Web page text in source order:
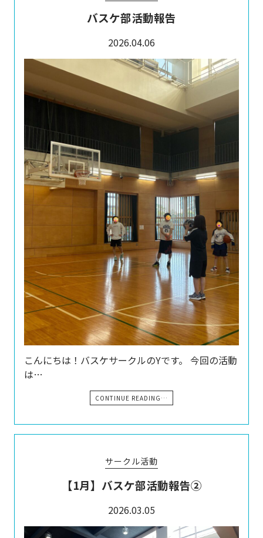
バスケ部活動報告
2026.04.06
こんにちは！バスケサークルのYです。 今回の活動
は…
CONTINUE READING…
サークル活動
【1月】バスケ部活動報告②
2026.03.05